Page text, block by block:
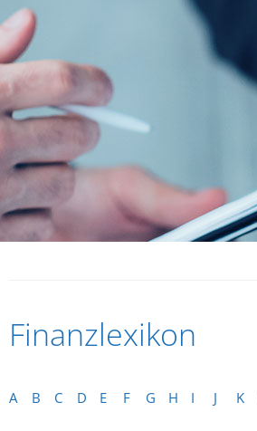
Finanzlexikon
A B C D E F G H I J K